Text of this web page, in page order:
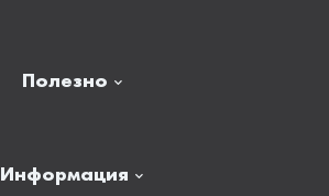
Полезно
Информация